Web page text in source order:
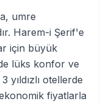
umre
Harem-i Şerif'e
için büyük
lüks konfor ve
yıldızlı otellerde
fiyatlarla